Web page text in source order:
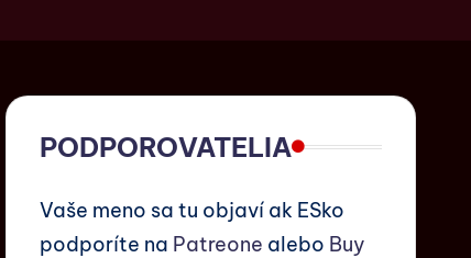
PODPOROVATELIA
Vaše meno sa tu objaví ak ESko
podporíte na Patreone alebo Buy